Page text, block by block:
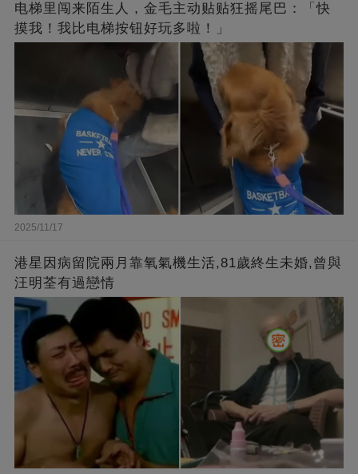
电梯里闯来陌生人，金毛主动贴贴狂摇尾巴：「快
摸我！我比电梯按钮好玩多啦！」
2025/11/17
港星因病留院兩月靠氧氣機生活,81歲終生未婚,曾與
汪明荃有過戀情